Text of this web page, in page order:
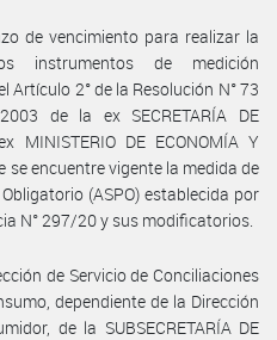
de vencimiento para realizar la
instrumentos de medición
2° de la Resolución N° 73
de la ex SECRETARÍA DE
MINISTERIO DE ECONOMÍA Y
se encuentre vigente la medida de
(ASPO) establecida por
N° 297/20 y sus modificatorios.
de Servicio de Conciliaciones
dependiente de la Dirección
de la SUBSECRETARÍA DE